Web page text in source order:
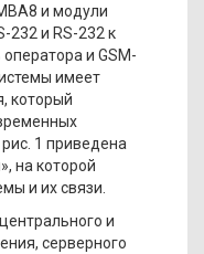
и модули
232 и RS-232 к
и GSM-
имеет
который
1 приведена
на которой
и их связи.
и
серверного